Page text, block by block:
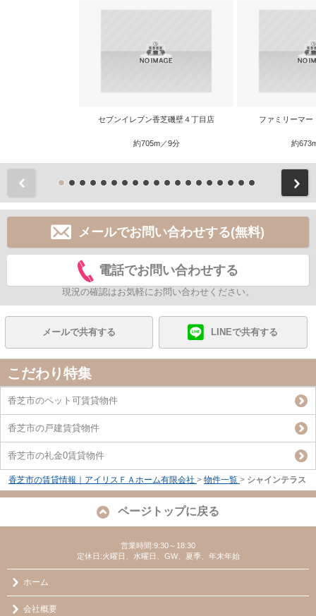
セブンイレブン香芝磯壁４丁目店
約705m／9分
ファミリーマー
約
メールでお問い合わせする(無料)
電話でお問い合わせする
現況の確認はお気軽にお問い合わせください。
メールで共有する LINEで共有する
こだわり特集
香芝市のペット可賃貸物件
香芝市の戸建賃貸物件
香芝市の礼金0賃貸物件
香芝市の賃貸情報｜アイリスＦＡホーム有限会社 > 物件一覧 > シャインテラス
ページトップに戻る
営業時間:9:30～18:30
定休日:火曜日、水曜日、GW、夏季、年末年始
ホーム
会社概要